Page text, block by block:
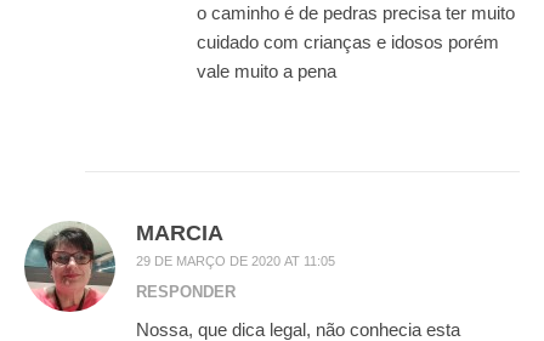
o caminho é de pedras precisa ter muito
cuidado com crianças e idosos porém
vale muito a pena
MARCIA
29 DE MARÇO DE 2020 AT 11:05
RESPONDER
Nossa, que dica legal, não conhecia esta